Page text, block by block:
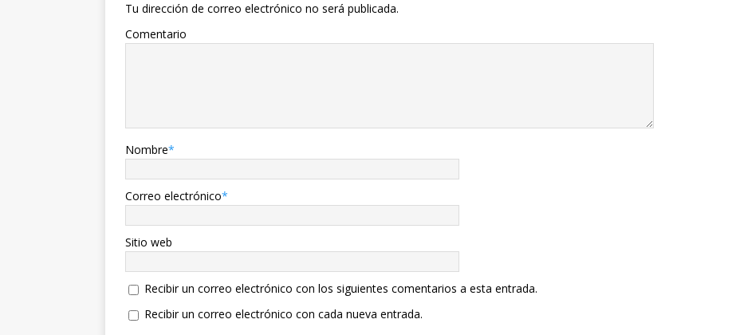
Tu dirección de correo electrónico no será publicada.
Comentario
Nombre*
Correo electrónico*
Sitio web
Recibir un correo electrónico con los siguientes comentarios a esta entrada.
Recibir un correo electrónico con cada nueva entrada.